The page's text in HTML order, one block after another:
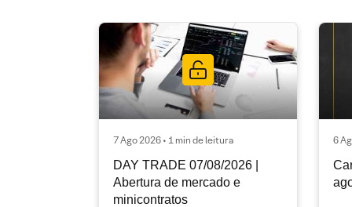
7 Ago 2026 • 1 min de leitura
DAY TRADE 07/08/2026 |
Abertura de mercado e
minicontratos
6